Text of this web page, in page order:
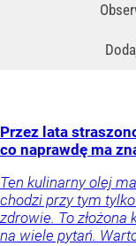
Przez lata
co naprawdę ma
Ten kulinarny olej
chodzi przy tym
zdrowie. To
na wiele pytań.